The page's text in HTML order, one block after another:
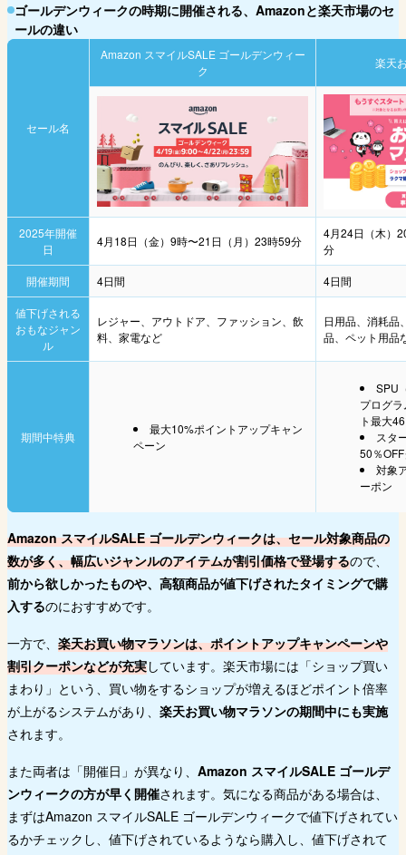
ゴールデンウィークの時期に開催される、Amazonと楽天市場のセ
ールの違い
セール名
Amazon スマイルSALE ゴールデンウィー
ク
楽天
2025年開催
日
4月18日（金）9時〜21日（月）23時59分
4月24日（木）
分
開催期間 4日間 4日間
値下げされる
おもなジャン
ル
レジャー、アウトドア、ファッション、飲
料、家電など
日用品、消耗品
品、ペット用品
期間中特典
最大10%ポイントアップキャン
ペーン
SPU
プログ
ト最大
スタ
50％
対象
ーポン
Amazon スマイルSALE ゴールデンウィークは、セール対象商品の
数が多く、幅広いジャンルのアイテムが割引価格で登場するので、
前から欲しかったものや、高額商品が値下げされたタイミングで購
入するのにおすすめです。
一方で、 楽天お買い物マラソンは、ポイントアップキャンペーンや
割引クーポンなどが充実しています。楽天市場には「ショップ買い
まわり」という、買い物をするショップが増えるほどポイント倍率
が上がるシステムがあり、 楽天お買い物マラソンの期間中にも実施
されます。
また両者は「開催日」が異なり、 Amazon スマイルSALE ゴールデ
ンウィークの方が早く開催されます。気になる商品がある場合は、
まずはAmazon スマイルSALE ゴールデンウィークで値下げされてい
るかチェックし、値下げされているようなら購入し、値下げされて